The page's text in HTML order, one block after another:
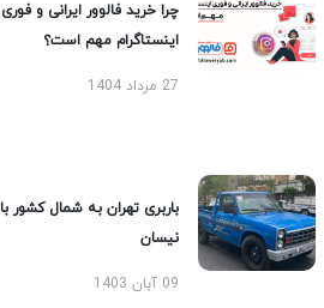
چرا خرید فالوور ایرانی و فوری
اینستاگرام مهم است؟
27 مرداد 1404
باربری تهران به شمال کشور با
نیسان
09 آبان 1403